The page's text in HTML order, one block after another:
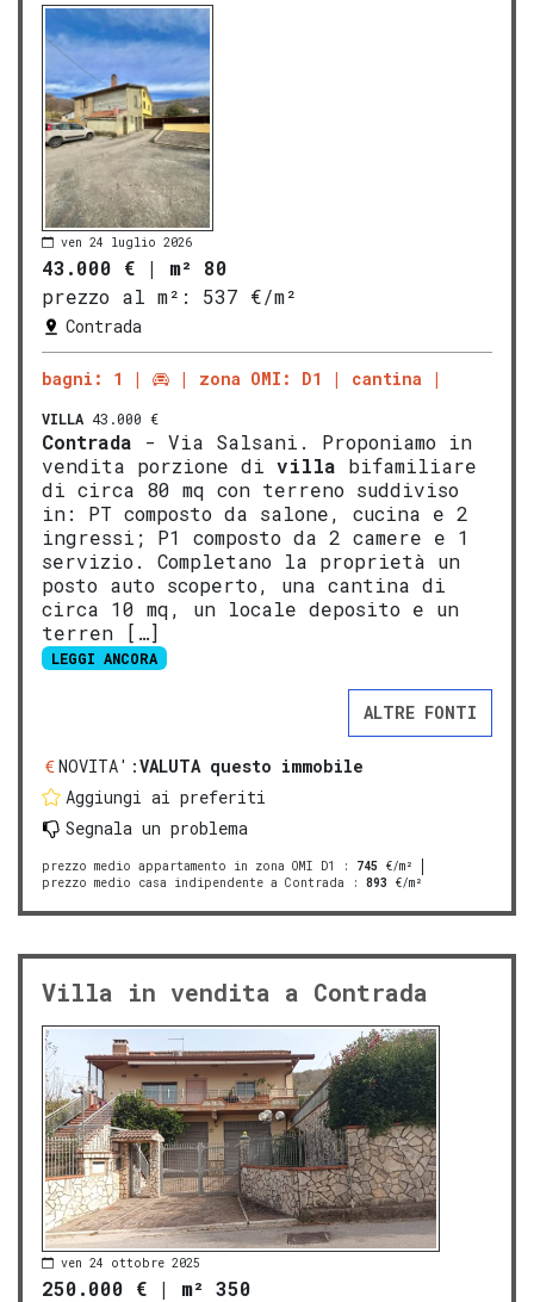
ven 24 luglio 2026
43.000 € | m² 80
prezzo al m²:
537 €/m²
Contrada
bagni: 1 zona OMI: D1 cantina
VILLA 43.000 €
Contrada - Via Salsani. Proponiamo in
vendita porzione di villa bifamiliare
di circa 80 mq con terreno suddiviso
in: PT composto da salone, cucina e 2
ingressi; P1 composto da 2 camere e 1
servizio. Completano la proprietà un
posto auto scoperto, una cantina di
circa 10 mq, un locale deposito e un
terren […]
LEGGI ANCORA
ALTRE FONTI
NOVITA':VALUTA questo immobile
Aggiungi ai preferiti
Segnala un problema
prezzo medio appartamento in zona OMI D1 : 745 €/m²
prezzo medio casa indipendente a Contrada : 893 €/m²
Villa in vendita a Contrada
ven 24 ottobre 2025
250.000 € | m² 350